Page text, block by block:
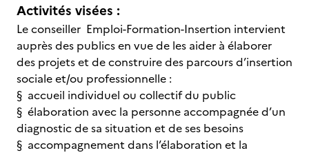
Activités visées :
Le conseiller Emploi-Formation-Insertion intervient
auprès des publics en vue de les aider à élaborer
des projets et de construire des parcours d’insertion
sociale et/ou professionnelle :
§ accueil individuel ou collectif du public
§ élaboration avec la personne accompagnée d’un
diagnostic de sa situation et de ses besoins
§ accompagnement dans l’élaboration et la